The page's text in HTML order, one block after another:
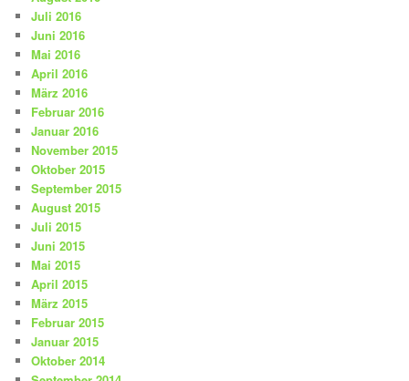
Juli 2016
Juni 2016
Mai 2016
April 2016
März 2016
Februar 2016
Januar 2016
November 2015
Oktober 2015
September 2015
August 2015
Juli 2015
Juni 2015
Mai 2015
April 2015
März 2015
Februar 2015
Januar 2015
Oktober 2014